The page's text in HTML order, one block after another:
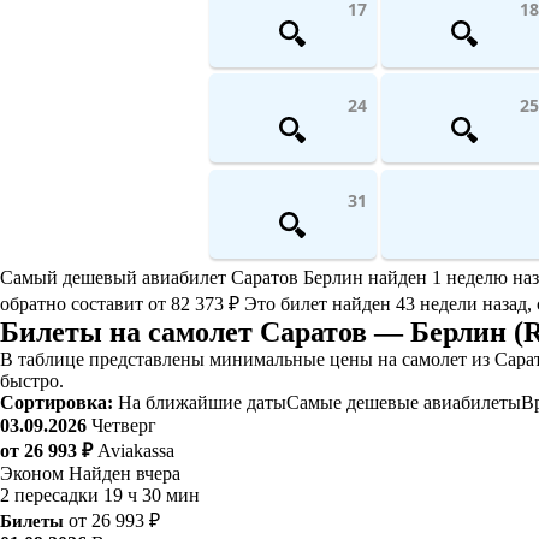
17 18
24 25
31
Самый дешевый авиабилет Саратов Берлин найден 1 неделю
обратно составит от 82 373 ₽ Это билет найден 43 недели
Билеты на самолет Саратов — Берлин
В таблице представлены минимальные цены на самолет из
быстро.
Сортировка: На ближайшие датыСамые дешевые авиабилеты
03.09.2026 Четверг
от 26 993 ₽ Aviakassa
Эконом Найден вчера
2 пересадки 19 ч 30 мин
Билеты от 26 993 ₽